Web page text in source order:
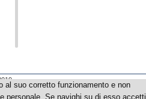
di Firenze - UniFI - p.iva | cod.fiscale
al suo corretto funzionamento e non
personale. Se navighi su di esso accetti